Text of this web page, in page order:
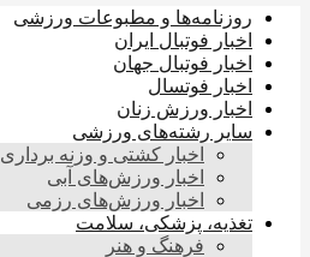
روزنامه‌ها و مطبوعات ورزشی
اخبار فوتبال ایران
اخبار فوتبال جهان
اخبار فوتسال
اخبار ورزش زنان
سایر رشته‌های ورزشی
اخبار کشتی و وزنه برداری
اخبار ورزش‌های آبی
اخبار ورزش‌های رزمی
تغذیه، پزشکی، سلامت
فرهنگ و هنر